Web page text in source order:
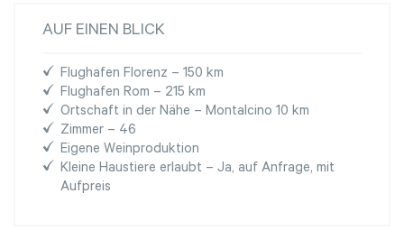
AUF EINEN BLICK
Flughafen Florenz – 150 km
Flughafen Rom – 215 km
Ortschaft in der Nähe – Montalcino 10 km
Zimmer – 46
Eigene Weinproduktion
Kleine Haustiere erlaubt – Ja, auf Anfrage, mit
Aufpreis